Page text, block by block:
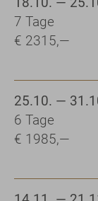
7 Tage
€ 2315,—
25.10. —
6 Tage
€ 1985,—